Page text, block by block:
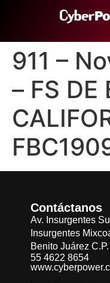
911 –
– FS DE
Contáctanos
Av. Insurgentes
Insurgentes
Benito Juárez
55 4622 8654